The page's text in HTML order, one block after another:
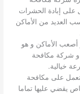
على إبادة الحشرات
العديد من الأماكن
أصعب الأماكن و هو
و شركة مكافحة
خيالية.
تعمل على مكافحة
يقضي عليها تماما